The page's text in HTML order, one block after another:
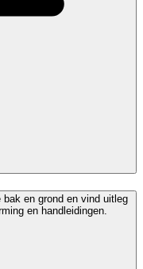
bak en grond en vind uitleg
en handleidingen.